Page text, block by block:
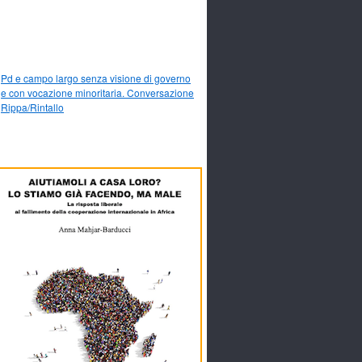
Pd e campo largo senza visione di governo
e con vocazione minoritaria. Conversazione
Rippa/Rintallo